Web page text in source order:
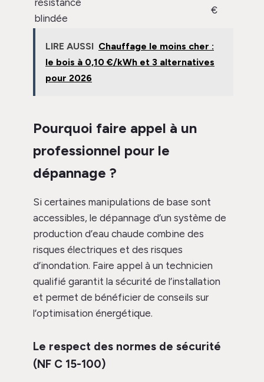
blindée
€
LIRE AUSSI Chauffage le moins cher :
le bois à 0,10 €/kWh et 3 alternatives
pour 2026
Pourquoi faire appel à un
professionnel pour le
dépannage ?
Si certaines manipulations de base sont
accessibles, le dépannage d’un système de
production d’eau chaude combine des
risques électriques et des risques
d’inondation. Faire appel à un technicien
qualifié garantit la sécurité de l’installation
et permet de bénéficier de conseils sur
l’optimisation énergétique.
Le respect des normes de sécurité
(NF C 15-100)